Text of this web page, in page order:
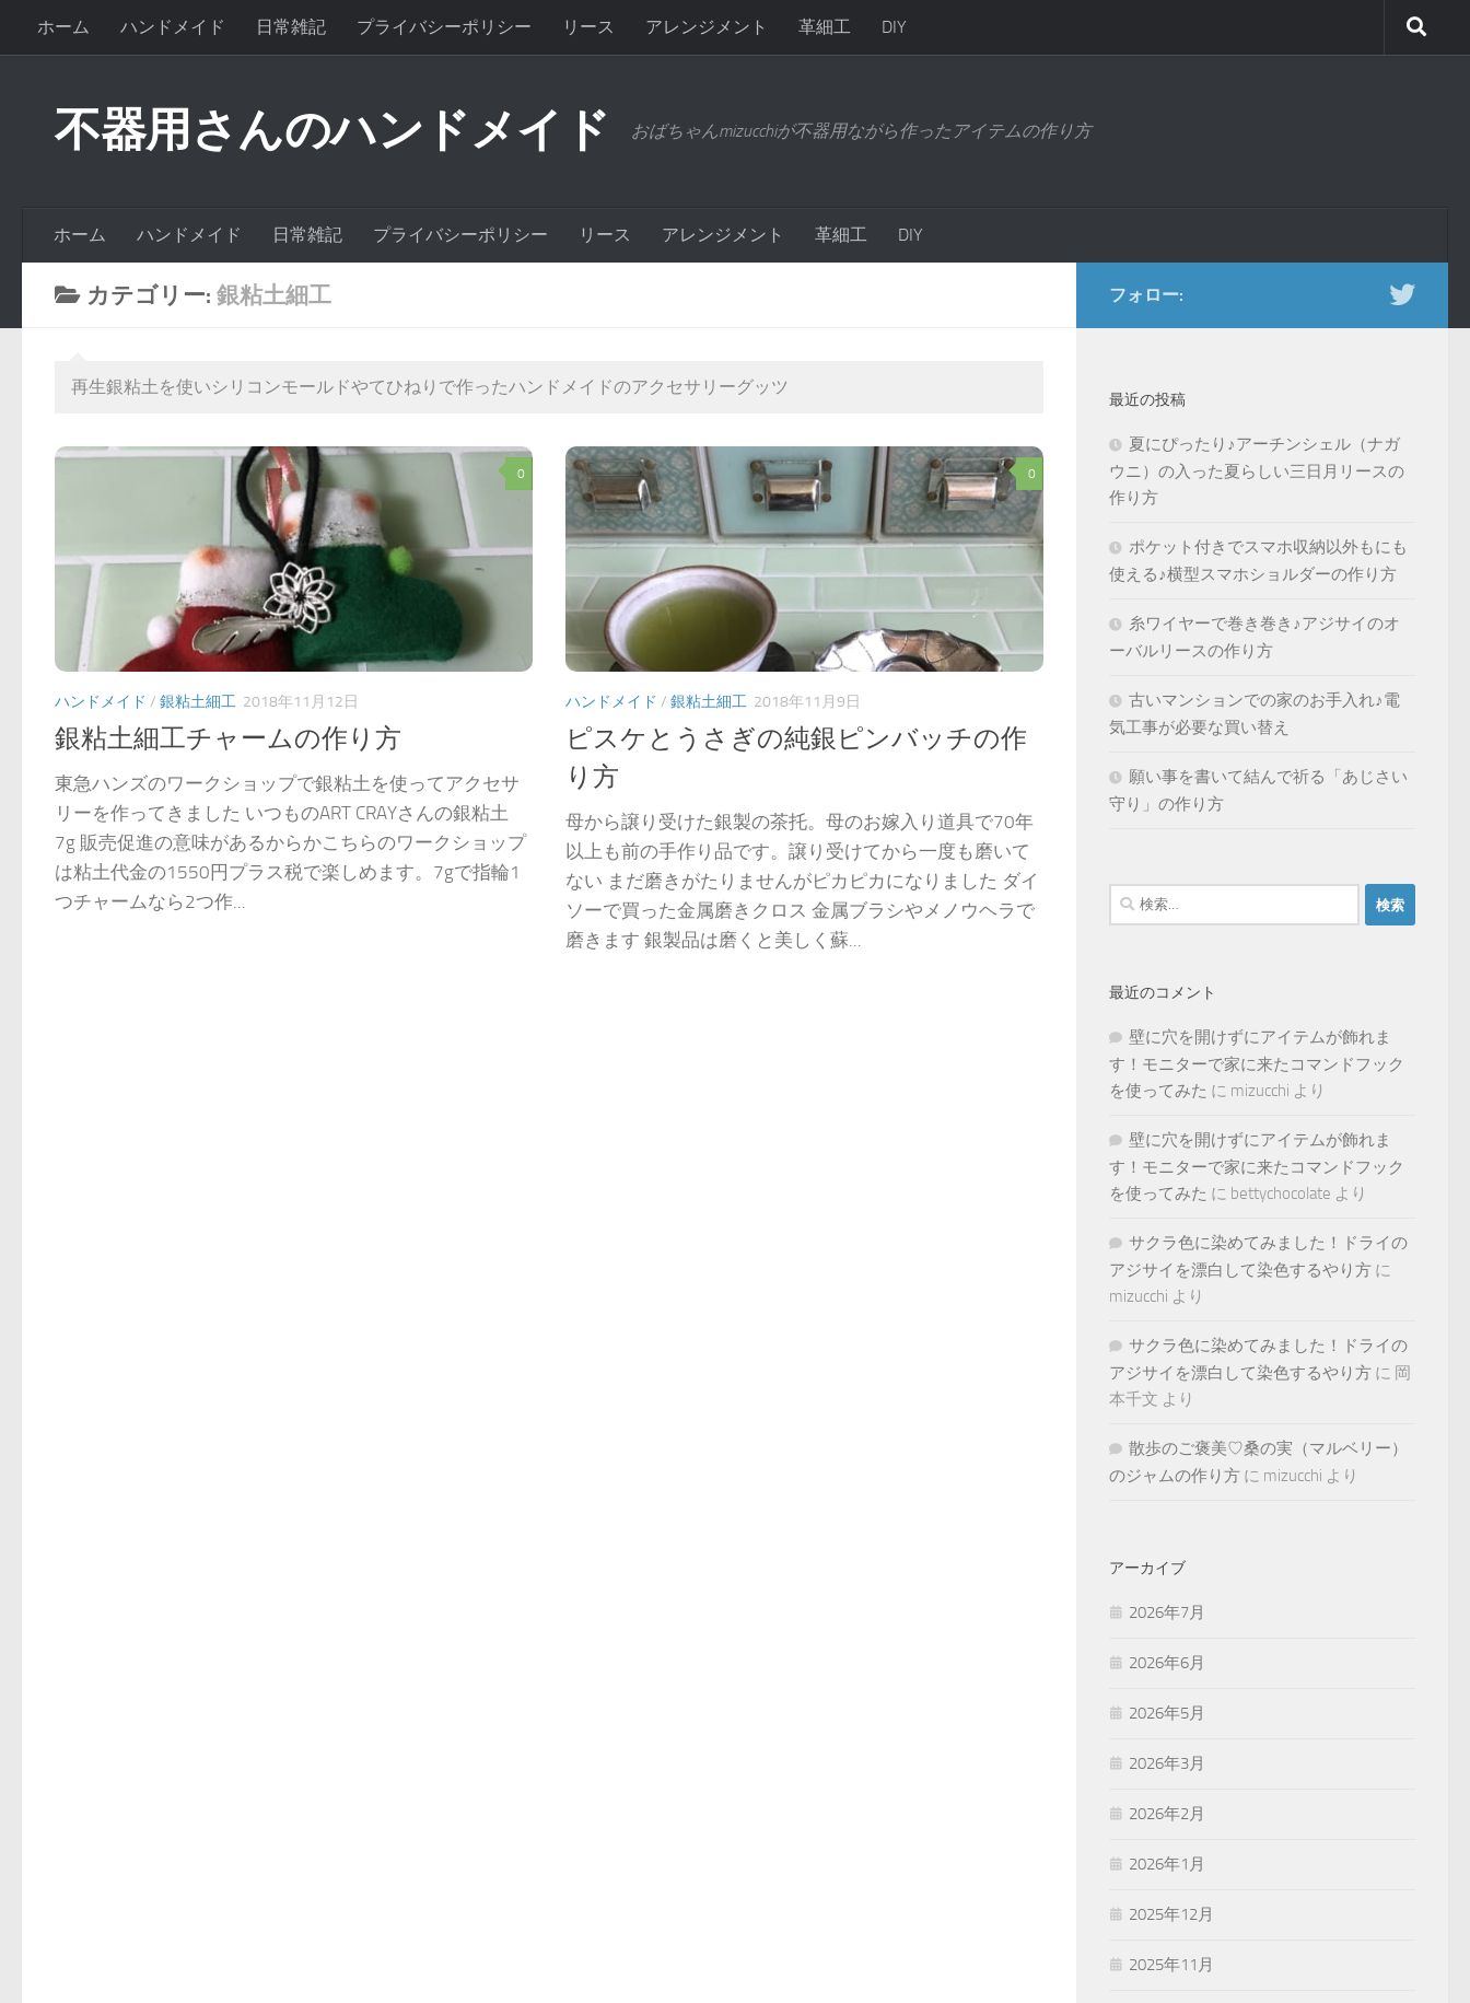
ホーム ハンドメイド 日常雑記 プライバシーポリシー リース アレンジメント 革細工 DIY
不器用さんのハンドメイド おばちゃんmizucchiが不器用ながら作ったアイテムの作り方
ホーム ハンドメイド 日常雑記 プライバシーポリシー リース アレンジメント 革細工 DIY
カテゴリー: 銀粘土細工
再生銀粘土を使いシリコンモールドやてひねりで作ったハンドメイドのアクセサリーグッツ
0
ハンドメイド / 銀粘土細工 2018年11月12日
銀粘土細工チャームの作り方
東急ハンズのワークショップで銀粘土を使ってアクセサ
リーを作ってきました いつものART CRAYさんの銀粘土
7g 販売促進の意味があるからかこちらのワークショップ
は粘土代金の1550円プラス税で楽しめます。7gで指輪1
つチャームなら2つ作...
0
ハンドメイド / 銀粘土細工 2018年11月9日
ピスケとうさぎの純銀ピンバッチの作
り方
母から譲り受けた銀製の茶托。母のお嫁入り道具で70年
以上も前の手作り品です。譲り受けてから一度も磨いて
ない まだ磨きがたりませんがピカピカになりました ダイ
ソーで買った金属磨きクロス 金属ブラシやメノウヘラで
磨きます 銀製品は磨くと美しく蘇...
フォロー:
最近の投稿
夏にぴったり♪アーチンシェル（ナガ
ウニ）の入った夏らしい三日月リースの
作り方
ポケット付きでスマホ収納以外もにも
使える♪横型スマホショルダーの作り方
糸ワイヤーで巻き巻き♪アジサイのオ
ーバルリースの作り方
古いマンションでの家のお手入れ♪電
気工事が必要な買い替え
願い事を書いて結んで祈る「あじさい
守り」の作り方
検
索:
最近のコメント
壁に穴を開けずにアイテムが飾れま
す！モニターで家に来たコマンドフック
を使ってみた に mizucchi より
壁に穴を開けずにアイテムが飾れま
す！モニターで家に来たコマンドフック
を使ってみた に bettychocolate より
サクラ色に染めてみました！ドライの
アジサイを漂白して染色するやり方 に
mizucchi より
サクラ色に染めてみました！ドライの
アジサイを漂白して染色するやり方 に 岡
本千文 より
散歩のご褒美♡桑の実（マルベリー）
のジャムの作り方 に mizucchi より
アーカイブ
2026年7月
2026年6月
2026年5月
2026年3月
2026年2月
2026年1月
2025年12月
2025年11月